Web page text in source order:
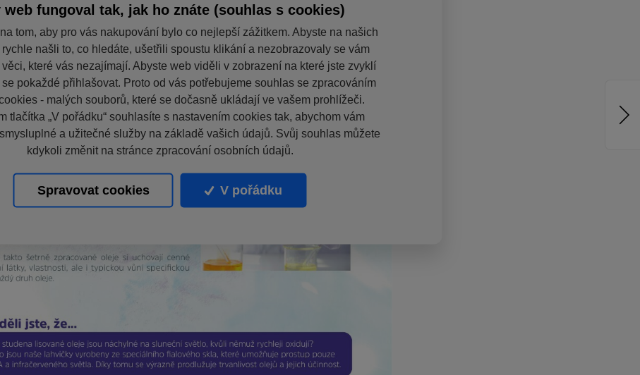
web fungoval tak, jak ho znáte (souhlas s cookies)
tom, aby pro vás nakupování bylo co nejlepší zážitkem. Abyste na našich
našli to, co hledáte, ušetřili spoustu klikání a nezobrazovaly se vám
které vás nezajímají. Abyste web viděli v zobrazení na které jste zvyklí
pokaždé přihlašovat. Proto od vás potřebujeme souhlas se zpracováním
- malých souborů, které se dočasně ukládají ve vašem prohlížeči.
tlačítka „V pořádku“ souhlasíte s nastavením cookies tak, abychom vám
a užitečné služby na základě vašich údajů. Svůj souhlas můžete
kdykoli změnit na stránce zpracování osobních údajů.
Spravovat cookies V pořádku